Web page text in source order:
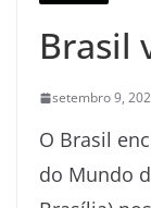
Brasil
setembro 9,
O Brasil
do Mundo